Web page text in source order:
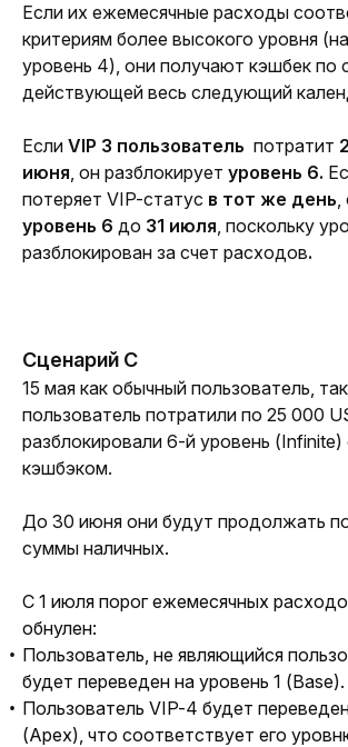
Если их ежемесячные расходы
критериям более высокого уровня
уровень 4), они получают кэшбек по
действующей весь следующий
Если VIP 3 пользователь потратит
июня, он разблокирует уровень 6.
потеряет VIP-статус в тот же день
уровень 6 до 31 июля, поскольку
разблокирован за счет расходов.
Сценарий C
15 мая как обычный пользователь,
пользователь потратили по 25 000
разблокировали 6-й уровень (Infinite)
кэшбэком.
До 30 июня они будут продолжать
суммы наличных.
С 1 июля порог ежемесячных
обнулен:
Пользователь, не являющийся
будет переведен на уровень 1 (Base).
Пользователь VIP-4 будет
(Apex), что соответствует его